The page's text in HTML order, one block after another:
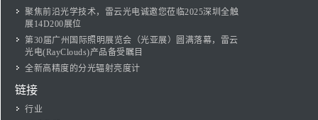
聚焦前沿光学技术，雷云光电诚邀您莅临2025深圳全触
展14D200展位
第30届广州国际照明展览会（光亚展）圆满落幕，雷云
光电(RayClouds)产品备受瞩目
全新高精度的分光辐射亮度计
链接
行业